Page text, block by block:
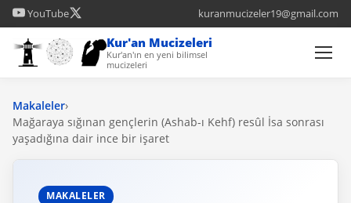
YouTube kuranmucizeler19@gmail.com
Kur'an Mucizeleri
Kur'an'ın en yeni bilimsel
mucizeleri
Makaleler›
Mağaraya sığınan gençlerin (Ashab-ı Kehf) resûl İsa sonrası
yaşadığına dair ince bir işaret
MAKALELER